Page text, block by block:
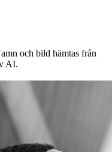
och bild hämtas från
AI.